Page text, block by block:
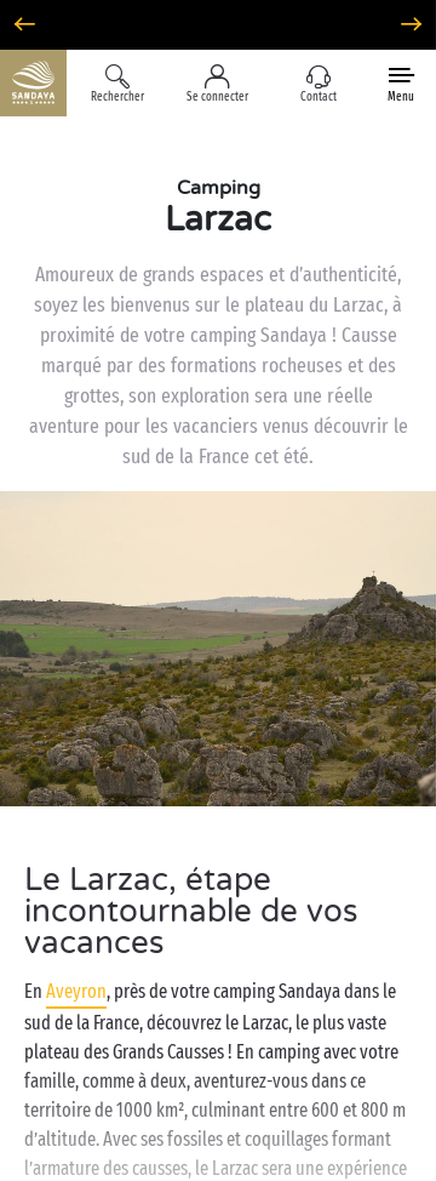
Rechercher Se connecter Contact Menu
Camping
Larzac
Amoureux de grands espaces et d’authenticité,
soyez les bienvenus sur le plateau du Larzac, à
proximité de votre camping Sandaya ! Causse
marqué par des formations rocheuses et des
grottes, son exploration sera une réelle
aventure pour les vacanciers venus découvrir le
sud de la France cet été.
Le Larzac, étape
incontournable de vos
vacances
En Aveyron, près de votre camping Sandaya dans le
sud de la France, découvrez le Larzac, le plus vaste
plateau des Grands Causses ! En camping avec votre
famille, comme à deux, aventurez-vous dans ce
territoire de 1000 km², culminant entre 600 et 800 m
d’altitude. Avec ses fossiles et coquillages formant
l’armature des causses, le Larzac sera une expérience